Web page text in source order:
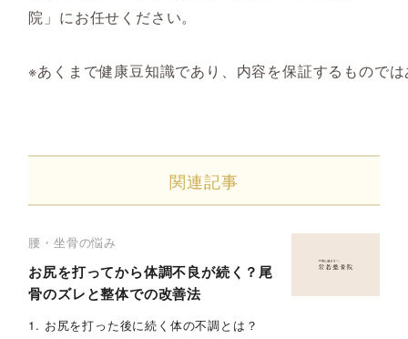
院」にお任せください。
※あくまで健康豆知識であり、内容を保証するもので
関連記事
腰・坐骨の悩み
お尻を打ってから体調不良が続く？尾
骨のズレと整体での改善法
1. お尻を打った後に続く体の不調とは？